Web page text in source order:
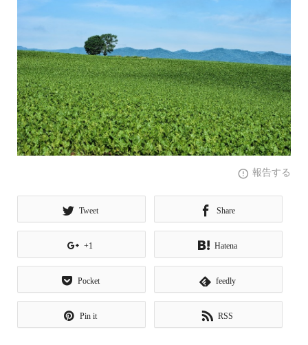
報告する
Tweet Share
+1 Hatena
Pocket feedly
Pin it RSS